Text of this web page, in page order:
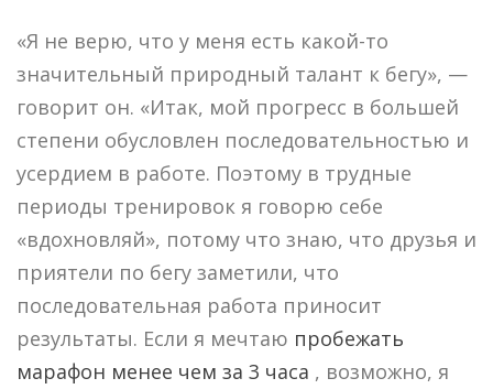
«Я не верю, что у меня есть какой-то
значительный природный талант к бегу», —
говорит он. «Итак, мой прогресс в большей
степени обусловлен последовательностью и
усердием в работе. Поэтому в трудные
периоды тренировок я говорю себе
«вдохновляй», потому что знаю, что друзья и
приятели по бегу заметили, что
последовательная работа приносит
результаты. Если я мечтаю пробежать
марафон менее чем за 3 часа , возможно, я